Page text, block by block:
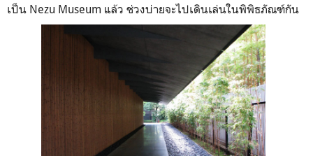
เป็น Nezu Museum แล้ว ช่วงบ่ายจะไปเดินเล่นในพิพิธภัณฑ์กัน